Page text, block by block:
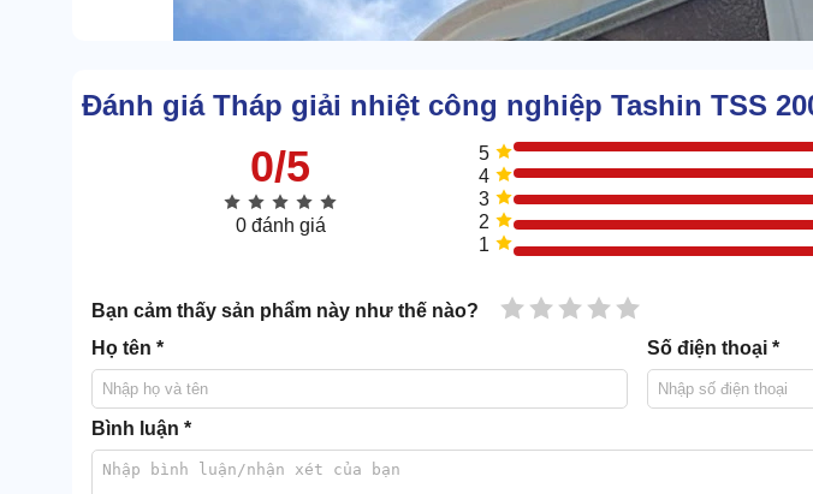
Đánh giá Tháp giải nhiệt công nghiệp Tashin TSS
0/5
0 đánh giá
5
4
3
2
1
Bạn cảm thấy sản phẩm này như thế nào? 5 sao
4 sao
3 sao
2 sao
1 sao
Họ tên * Số điện thoại *
Bình luận *